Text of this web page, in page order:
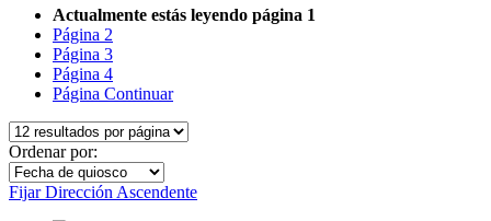
Actualmente estás leyendo página 1
Página 2
Página 3
Página 4
Página Continuar
Ordenar por:
Fijar Dirección Ascendente